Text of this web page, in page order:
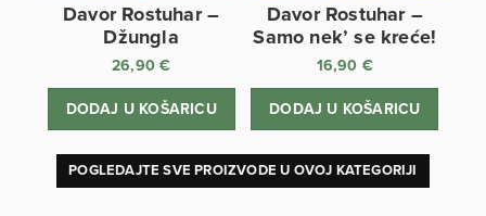
Davor Rostuhar –
Džungla
26,90€
DODAJ U KOŠARICU
Davor Rostuhar –
Samo nek’ se kreće!
16,90 €
DODAJ U KOŠARICU
POGLEDAJTE SVE PROIZVODE U OVOJ KATEGORIJI